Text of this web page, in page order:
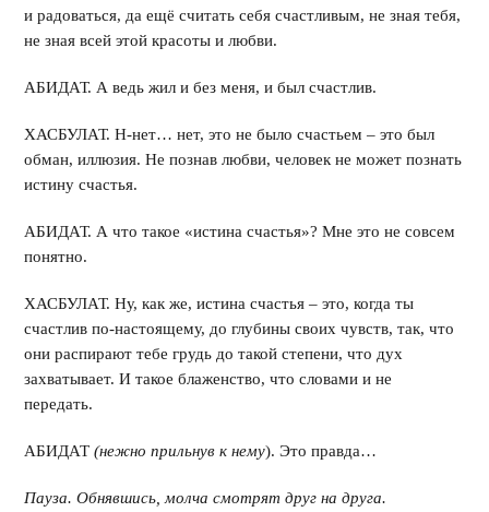
и радоваться, да ещё считать себя счастливым, не зная тебя,
не зная всей этой красоты и любви.
АБИДАТ. А ведь жил и без меня, и был счастлив.
ХАСБУЛАТ. Н-нет… нет, это не было счастьем – это был
обман, иллюзия. Не познав любви, человек не может познать
истину счастья.
АБИДАТ. А что такое «истина счастья»? Мне это не совсем
понятно.
ХАСБУЛАТ. Ну, как же, истина счастья – это, когда ты
счастлив по-настоящему, до глубины своих чувств, так, что
они распирают тебе грудь до такой степени, что дух
захватывает. И такое блаженство, что словами и не
передать.
АБИДАТ(нежно прильнув к нему). Это правда…
Пауза. Обнявшись, молча смотрят друг на друга.